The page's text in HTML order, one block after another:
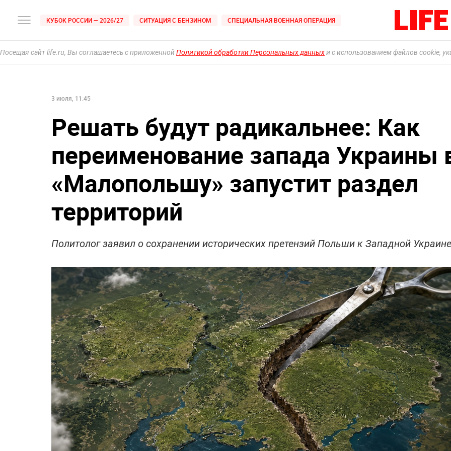
КУБОК РОССИИ — 2026/27 СИТУАЦИЯ С БЕНЗИНОМ СПЕЦИАЛЬНАЯ ВОЕННАЯ ОПЕРАЦИЯ
Посещая сайт life.ru, Вы соглашаетесь с приложеннойПолитикой обработки Персональных данныхи с использованием файлов cookie,
3 июля, 11:45
Решать будут радикальнее: Как
переименование запада Украины
«Малопольшу» запустит раздел
территорий
Политолог заявил о сохранении исторических претензий Польши к Западной Украине